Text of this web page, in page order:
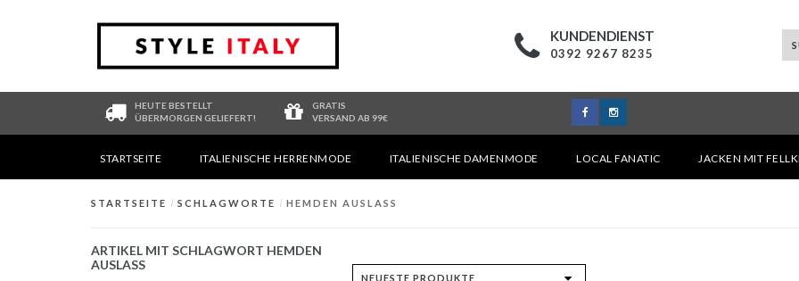
KUNDENDIENST
0392 9267 8235
HEUTE BESTELLT
ÜBERMORGEN GELIEFERT!
GRATIS
VERSAND AB 99€
STARTSEITE ITALIENISCHE HERRENMODE ITALIENISCHE DAMENMODE LOCAL FANATIC JACKEN MIT
STARTSEITE / SCHLAGWORTE / HEMDEN AUSLASS
ARTIKEL MIT SCHLAGWORT HEMDEN
AUSLASS